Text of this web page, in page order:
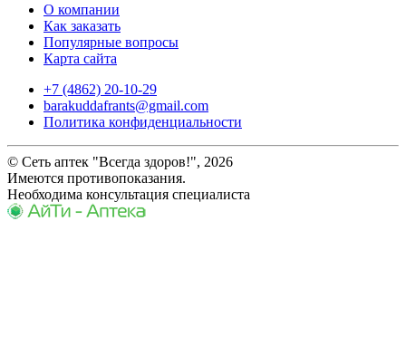
О компании
Как заказать
Популярные вопросы
Карта сайта
+7 (4862) 20-10-29
barakuddafrants@gmail.com
Политика конфиденциальности
© Сеть аптек "Всегда здоров!", 2026
Имеются противопоказания.
Необходима консультация специалиста